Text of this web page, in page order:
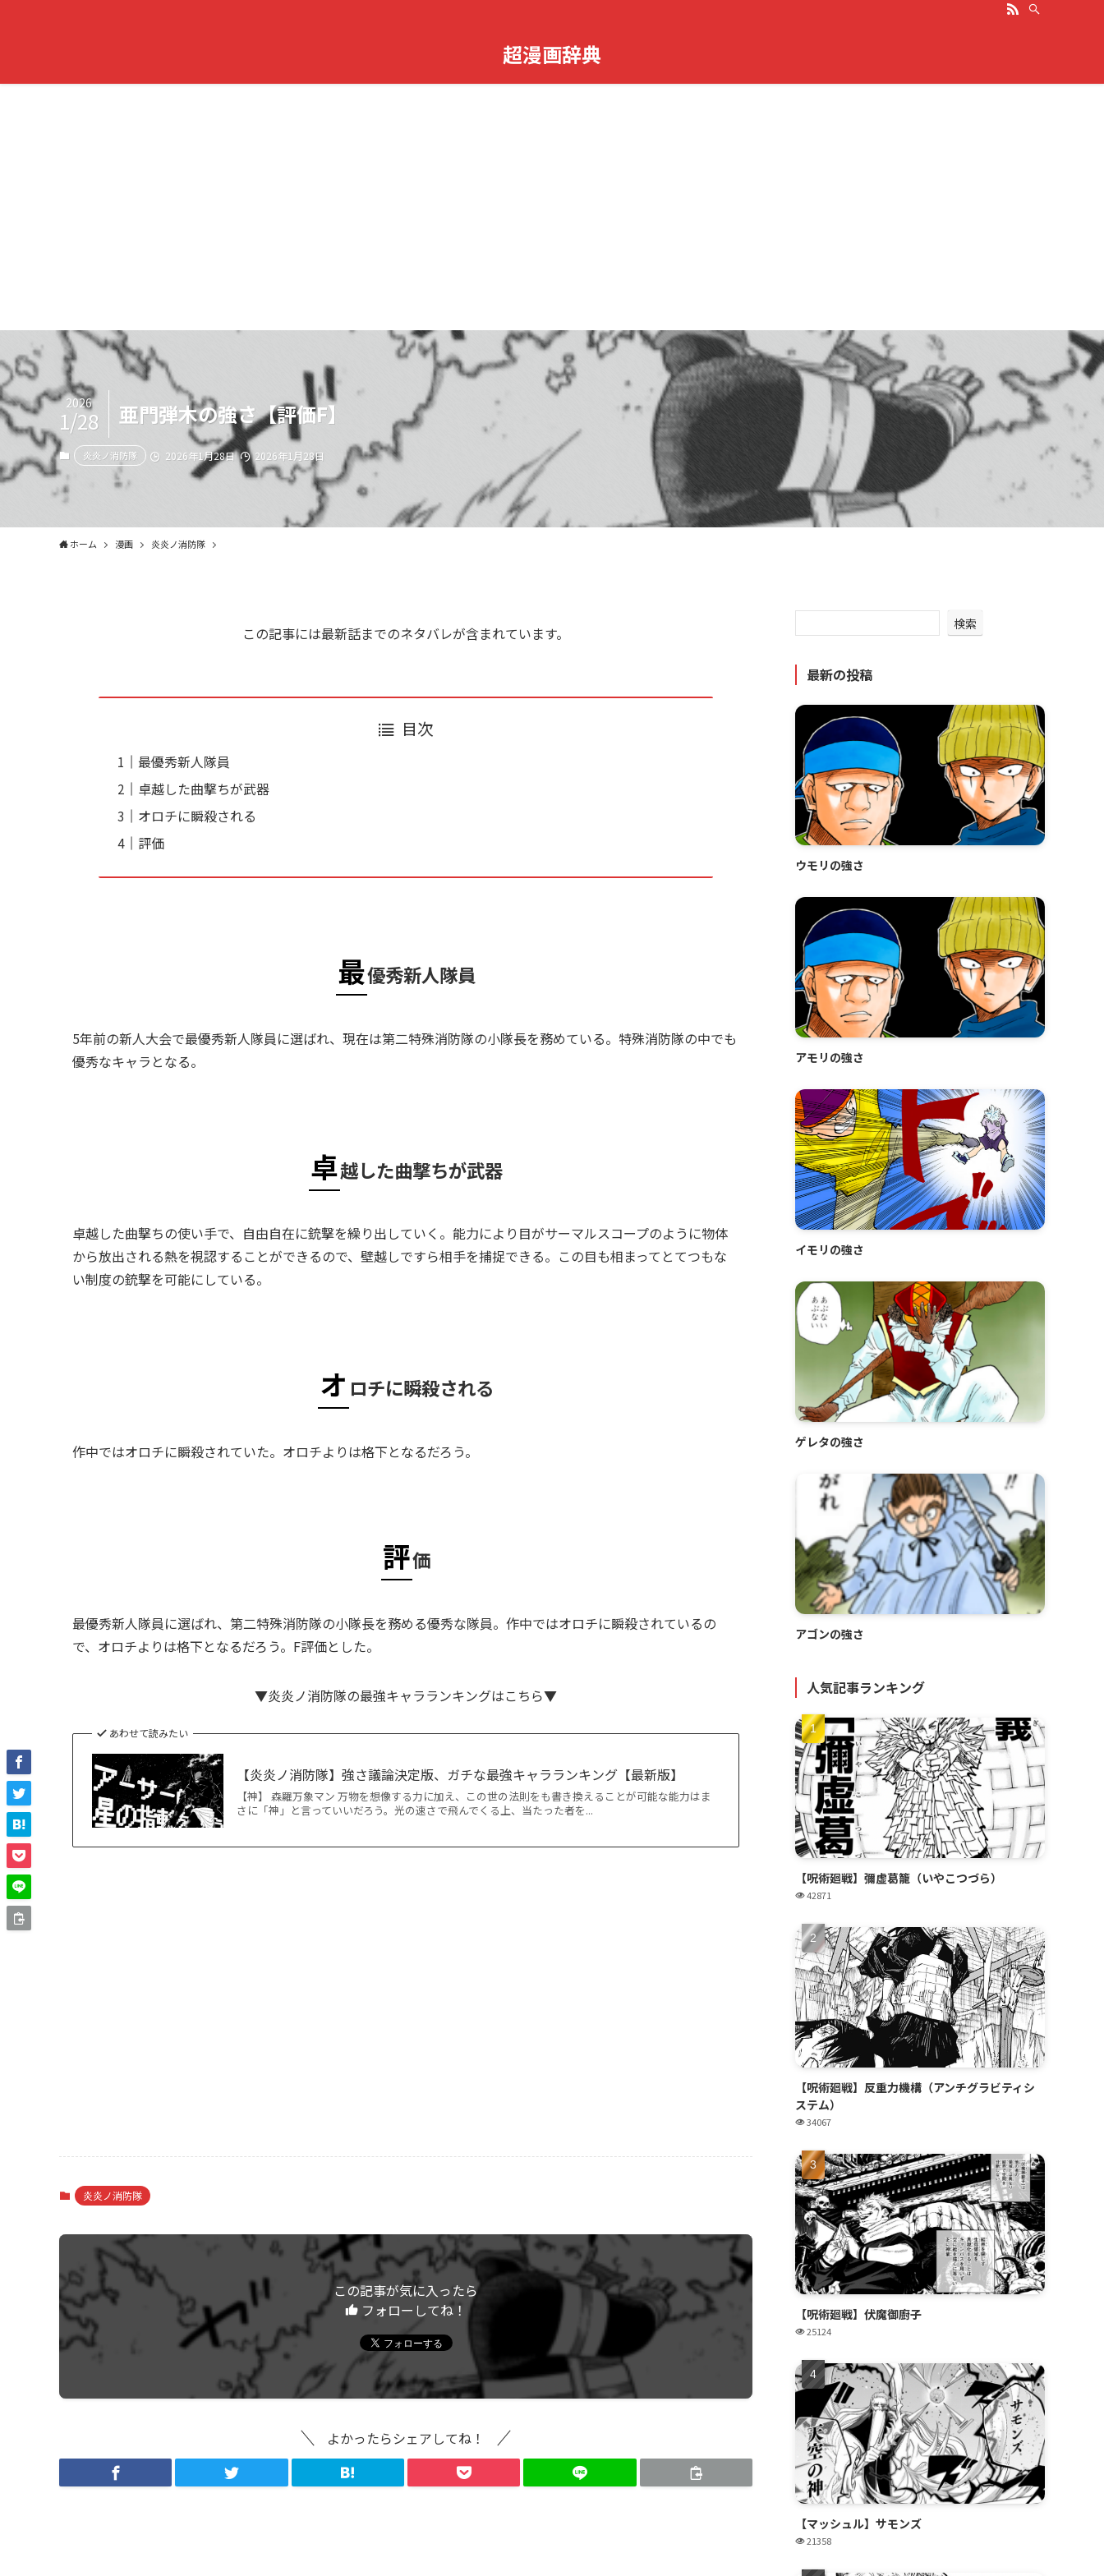
超漫画辞典
亜門弾木の強さ【評価F】
2026
1/28
炎炎ノ消防隊 2026年1月28日 2026年1月28日
ホーム 漫画 炎炎ノ消防隊
この記事には最新話までのネタバレが含まれています。
目次
最優秀新人隊員
卓越した曲撃ちが武器
オロチに瞬殺される
評価
最優秀新人隊員
5年前の新人大会で最優秀新人隊員に選ばれ、現在は第二特殊消防隊の小隊長を務めている。特殊消防隊の中でも
優秀なキャラとなる。
卓越した曲撃ちが武器
卓越した曲撃ちの使い手で、自由自在に銃撃を繰り出していく。能力により目がサーマルスコープのように物体
から放出される熱を視認することができるので、壁越しですら相手を捕捉できる。この目も相まってとてつもな
い制度の銃撃を可能にしている。
オ ロチに瞬殺される
作中ではオロチに瞬殺されていた。オロチよりは格下となるだろう。
評価
最優秀新人隊員に選ばれ、第二特殊消防隊の小隊長を務める優秀な隊員。作中ではオロチに瞬殺されているの
で、オロチよりは格下となるだろう。F評価とした。
▼炎炎ノ消防隊の最強キャラランキングはこちら▼
あわせて読みたい
【炎炎ノ消防隊】強さ議論決定版、ガチな最強キャラランキング【最新版】
【神】 森羅万象マン 万物を想像する力に加え、この世の法則をも書き換えることが可能な能力はま
さに「神」と言っていいだろう。光の速さで飛んでくる上、当たった者を...
炎炎ノ消防隊
この記事が気に入ったら
フォローしてね！
よかったらシェアしてね！
検索
最新の投稿
ウモリの強さ
アモリの強さ
イモリの強さ
ゲレタの強さ
アゴンの強さ
人気記事ランキング
【呪術廻戦】彌虚葛籠（いやこつづら）
42871
【呪術廻戦】反重力機構（アンチグラビティシ
ステム）
34067
【呪術廻戦】伏魔御廚子
25124
【マッシュル】サモンズ
21358